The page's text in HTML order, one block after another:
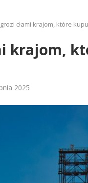
cłami krajom, które
krajom,
2025